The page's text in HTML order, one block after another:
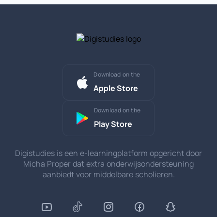
Download on the
Apple Store
Download on the
Play Store
Digistudies is een e-learningplatform opgericht door
Micha Proper dat extra onderwijsondersteuning
aanbiedt voor middelbare scholieren.